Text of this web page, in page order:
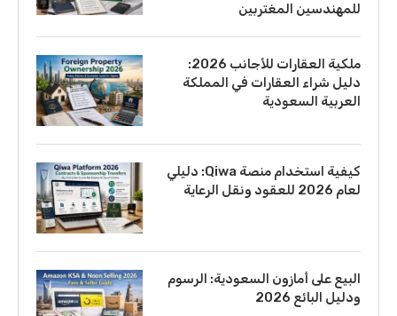
للمهندسين المغتربين
ملكية العقارات للأجانب 2026:
دليل شراء العقارات في المملكة
العربية السعودية
كيفية استخدام منصة Qiwa: دليلي
لعام 2026 للعقود ونقل الرعاية
البيع على أمازون السعودية: الرسوم
ودليل البائع 2026